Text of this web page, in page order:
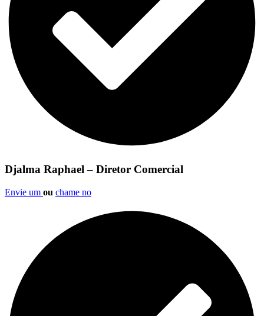
Djalma Raphael – Diretor Comercial
Envie um ou chame no